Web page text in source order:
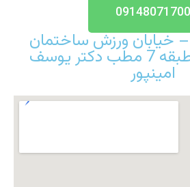
09148071700
خیابان ورزش ساختمان
شیخ الرئیس طبقه 7 مطب دکتر یوسف
امینپور